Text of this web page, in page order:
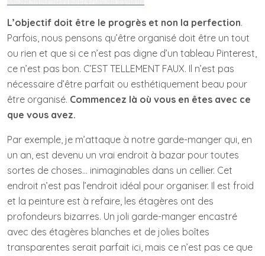
L’objectif doit être le progrès et non la perfection.
Parfois, nous pensons qu’être organisé doit être un tout
ou rien et que si ce n’est pas digne d’un tableau Pinterest,
ce n’est pas bon. C’EST TELLEMENT FAUX. Il n’est pas
nécessaire d’être parfait ou esthétiquement beau pour
être organisé. Commencez là où vous en êtes avec ce
que vous avez.
Par exemple, je m’attaque à notre garde-manger qui, en
un an, est devenu un vrai endroit à bazar pour toutes
sortes de choses… inimaginables dans un cellier. Cet
endroit n’est pas l’endroit idéal pour organiser. Il est froid
et la peinture est à refaire, les étagères ont des
profondeurs bizarres. Un joli garde-manger encastré
avec des étagères blanches et de jolies boîtes
transparentes serait parfait ici, mais ce n’est pas ce que